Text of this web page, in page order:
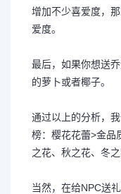
增加不少喜爱度，
爱度。
最后，如果你想送
的萝卜或者椰子。
通过以上的分析，
榜：樱花花蕾>金品
之花、秋之花、冬
当然，在给NPC送